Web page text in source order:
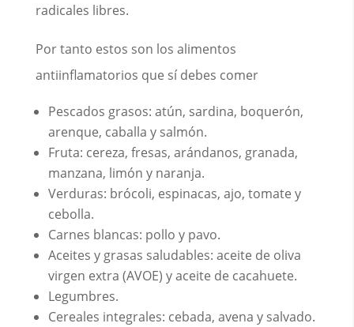
radicales libres.
Por tanto estos son los alimentos
antiinflamatorios que sí debes comer
Pescados grasos: atún, sardina, boquerón,
arenque, caballa y salmón.
Fruta: cereza, fresas, arándanos, granada,
manzana, limón y naranja.
Verduras: brócoli, espinacas, ajo, tomate y
cebolla.
Carnes blancas: pollo y pavo.
Aceites y grasas saludables: aceite de oliva
virgen extra (AVOE) y aceite de cacahuete.
Legumbres.
Cereales integrales: cebada, avena y salvado.